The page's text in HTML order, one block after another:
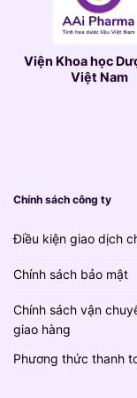
Viện Khoa học
Việt Nam
Chính sách công ty
Điều kiện giao dịch
Chính sách bảo mật
Chính sách vận
giao hàng
Phương thức thanh